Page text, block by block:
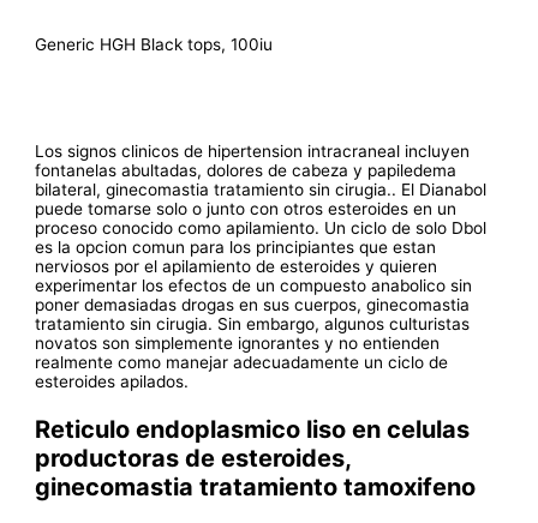
Generic HGH Black tops, 100iu
Los signos clinicos de hipertension intracraneal incluyen
fontanelas abultadas, dolores de cabeza y papiledema
bilateral, ginecomastia tratamiento sin cirugia.. El Dianabol
puede tomarse solo o junto con otros esteroides en un
proceso conocido como apilamiento. Un ciclo de solo Dbol
es la opcion comun para los principiantes que estan
nerviosos por el apilamiento de esteroides y quieren
experimentar los efectos de un compuesto anabolico sin
poner demasiadas drogas en sus cuerpos, ginecomastia
tratamiento sin cirugia. Sin embargo, algunos culturistas
novatos son simplemente ignorantes y no entienden
realmente como manejar adecuadamente un ciclo de
esteroides apilados.
Reticulo endoplasmico liso en celulas
productoras de esteroides,
ginecomastia tratamiento tamoxifeno